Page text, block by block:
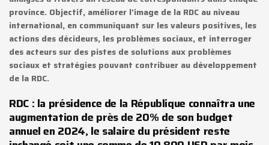
province. Objectif, améliorer l'image de la RDC au niveau
international, en communiquant sur les valeurs positives, les
actions des décideurs, les problèmes sociaux, et interroger
des acteurs sur des pistes de solutions aux problèmes
sociaux et stratégies pouvant contribuer au développement
de la RDC.
RDC : la présidence de la République connaîtra une
augmentation de près de 20% de son budget
annuel en 2024, le salaire du président reste